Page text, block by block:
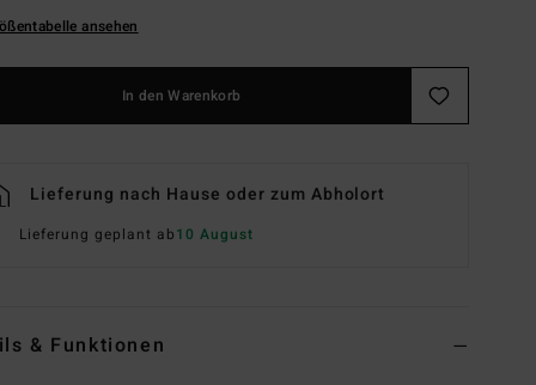
ansehen
In den Warenkorb
Lieferung nach Hause oder zum Abholort
Lieferung geplant ab10 August
& Funktionen